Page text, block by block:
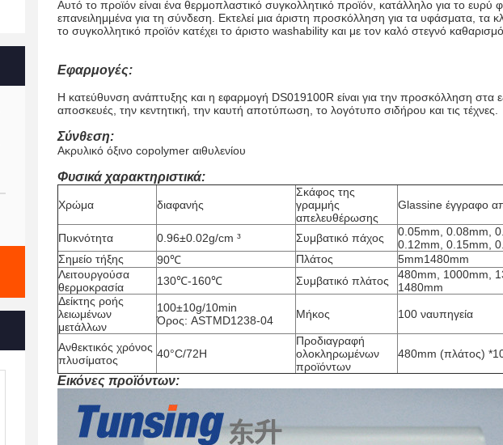
Αυτό το προϊόν είναι ένα θερμοπλαστικό συγκολλητικό προϊόν, κατάλληλο για το
επανειλημμένα για τη σύνδεση. Εκτελεί μια άριστη προσκόλληση για τα υφάσματα, τα
το συγκολλητικό προϊόν κατέχει το άριστο washability και με τον καλό στεγνό καθαρισμό
Εφαρμογές:
Η κατεύθυνση ανάπτυξης και η εφαρμογή DS019100R είναι για την προσκόλληση στα
αποσκευές, την κεντητική, την καυτή αποτύπωση, το λογότυπο σιδήρου και τις τέχνες.
Σύνθεση:
Ακρυλικό όξινο copolymer αιθυλενίου
Φυσικά χαρακτηριστικά:
Χρώμα διαφανής
Σκάφος της
γραμμής
απελευθέρωσης
Glassine έγγραφο
Πυκνότητα 0.96±0.02g/cm ³ Συμβατικό πάχος
0.05mm, 0.08mm,
0.12mm, 0.15mm,
Σημείο τήξης
90℃ Πλάτος
5mm1480mm
Λειτουργούσα
θερμοκρασία
130℃-160℃ Συμβατικό πλάτος
480mm, 1000mm,
1480mm
Δείκτης ροής
λειωμένων
μετάλλων
100±10g/10min
Όρος: ASTMD1238-04
Μήκος 100 ναυπηγεία
Ανθεκτικός χρόνος
πλυσίματος
40°C/72H
Προδιαγραφή
ολοκληρωμένων
προϊόντων
480mm (πλάτος)
Εικόνες προϊόντων: